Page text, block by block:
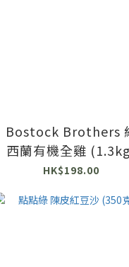
Bostock Brothers
西蘭有機全雞
HK$198.00